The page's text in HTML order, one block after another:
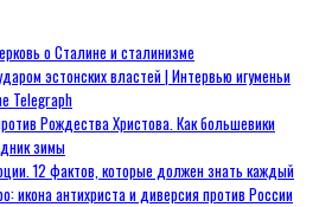
о Сталине и сталинизме
эстонских властей | Интервью игуменьи
Telegraph
Рождества Христова. Как большевики
зимы
12 фактов, которые должен знать каждый
икона антихриста и диверсия против России